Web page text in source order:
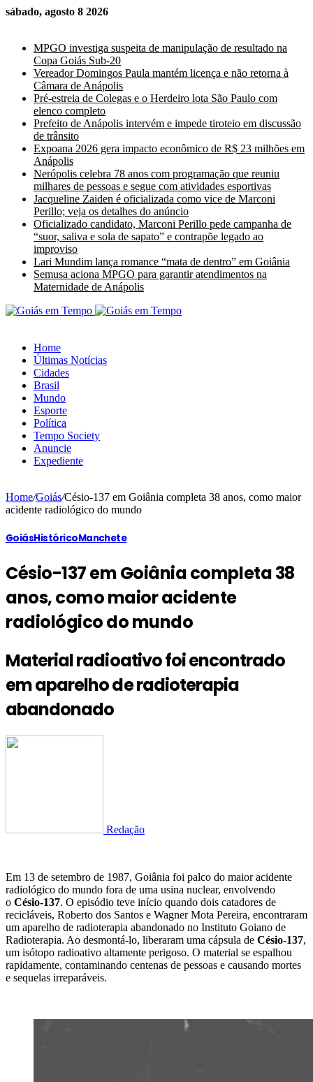
sábado, agosto 8 2026
MPGO investiga suspeita de manipulação de resultado na
Copa Goiás Sub-20
Vereador Domingos Paula mantém licença e não retorna à
Câmara de Anápolis
Pré-estreia de Colegas e o Herdeiro lota São Paulo com
elenco completo
Prefeito de Anápolis intervém e impede tiroteio em discussão
de trânsito
Expoana 2026 gera impacto econômico de R$ 23 milhões em
Anápolis
Nerópolis celebra 78 anos com programação que reuniu
milhares de pessoas e segue com atividades esportivas
Jacqueline Zaiden é oficializada como vice de Marconi
Perillo; veja os detalhes do anúncio
Oficializado candidato, Marconi Perillo pede campanha de
“suor, saliva e sola de sapato” e contrapõe legado ao
improviso
Lari Mundim lança romance “mata de dentro” em Goiânia
Semusa aciona MPGO para garantir atendimentos na
Maternidade de Anápolis
Home
Últimas Notícias
Cidades
Brasil
Mundo
Esporte
Política
Tempo Society
Anuncie
Expediente
Home/Goiás/Césio-137 em Goiânia completa 38 anos, como maior
acidente radiológico do mundo
GoiásHistóricoManchete
Césio-137 em Goiânia completa 38
anos, como maior acidente
radiológico do mundo
Material radioativo foi encontrado
em aparelho de radioterapia
abandonado
Redação
Em 13 de setembro de 1987, Goiânia foi palco do maior acidente
radiológico do mundo fora de uma usina nuclear, envolvendo
o Césio-137. O episódio teve início quando dois catadores de
recicláveis, Roberto dos Santos e Wagner Mota Pereira, encontraram
um aparelho de radioterapia abandonado no Instituto Goiano de
Radioterapia. Ao desmontá-lo, liberaram uma cápsula de Césio-137,
um isótopo radioativo altamente perigoso. O material se espalhou
rapidamente, contaminando centenas de pessoas e causando mortes
e sequelas irreparáveis.